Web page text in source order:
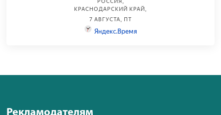
Рекламодателям